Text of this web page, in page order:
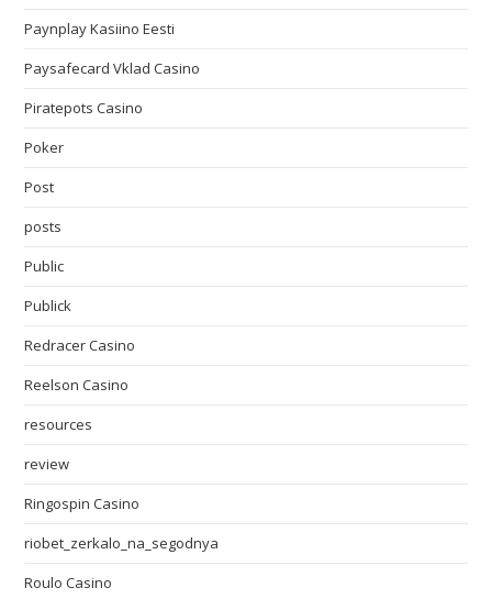
Paynplay Kasiino Eesti
Paysafecard Vklad Casino
Piratepots Casino
Poker
Post
posts
Public
Publick
Redracer Casino
Reelson Casino
resources
review
Ringospin Casino
riobet_zerkalo_na_segodnya
Roulo Casino